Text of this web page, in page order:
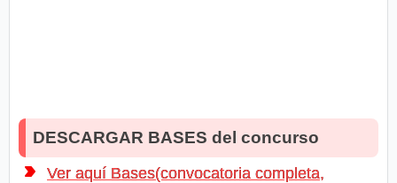
DESCARGAR BASES del concurso
Ver aquí Bases(convocatoria completa,